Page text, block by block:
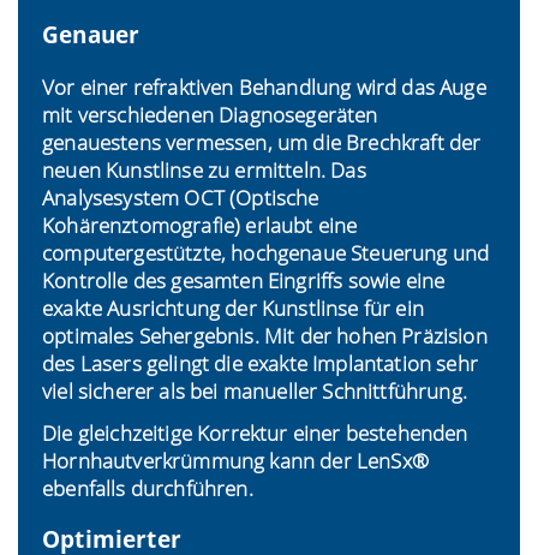
Genauer
Vor einer refraktiven Behandlung wird das Auge
mit verschiedenen Diagnosegeräten
genauestens vermessen, um die Brechkraft der
neuen Kunstlinse zu ermitteln. Das
Analysesystem OCT (Optische
Kohärenztomografie) erlaubt eine
computergestützte, hochgenaue Steuerung und
Kontrolle des gesamten Eingriffs sowie eine
exakte Ausrichtung der Kunstlinse für ein
optimales Sehergebnis. Mit der hohen Präzision
des Lasers gelingt die exakte Implantation sehr
viel sicherer als bei manueller Schnittführung.
Die gleichzeitige Korrektur einer bestehenden
Hornhautverkrümmung kann der LenSx®
ebenfalls durchführen.
Optimierter